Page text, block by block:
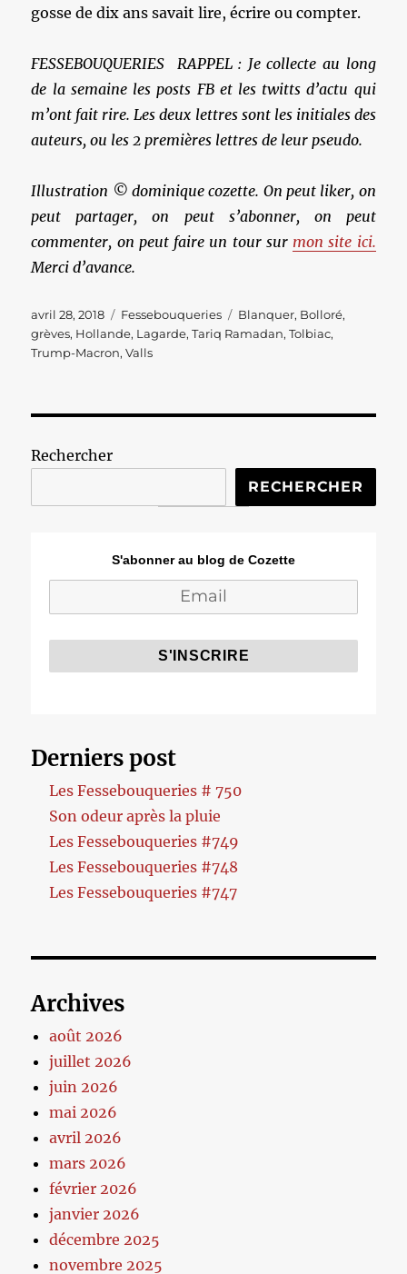
gosse de dix ans savait lire, écrire ou compter.
FESSEBOUQUERIES RAPPEL : Je collecte au long
de la semaine les posts FB et les twitts d’actu qui
m’ont fait rire. Les deux lettres sont les initiales des
auteurs, ou les 2 premières lettres de leur pseudo.
Illustration © dominique cozette. On peut liker, on
peut partager, on peut s’abonner, on peut
commenter, on peut faire un tour sur mon site ici.
Merci d’avance.
Publié
le
avril 28, 2018 Catégories
Fessebouqueries Étiquettes
Blanquer, Bolloré,
grèves, Hollande, Lagarde,Tariq Ramadan,Tolbiac,
Trump-Macron,Valls
Rechercher
RECHERCHER
S'abonner au blog de Cozette
Derniers post
Les Fessebouqueries # 750
Son odeur après la pluie
Les Fessebouqueries #749
Les Fessebouqueries #748
Les Fessebouqueries #747
Archives
août 2026
juillet 2026
juin 2026
mai 2026
avril 2026
mars 2026
février 2026
janvier 2026
décembre 2025
novembre 2025